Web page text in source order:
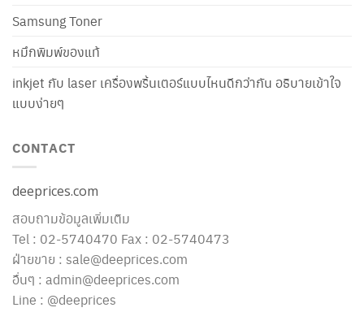
Samsung Toner
หมึกพิมพ์ของแท้
inkjet กับ laser เครื่องพริ้นเตอร์แบบไหนดีกว่ากัน อธิบายเข้าใจ
แบบง่ายๆ
CONTACT
deeprices.com
สอบถามข้อมูลเพิ่มเติม
Tel : 02-5740470 Fax : 02-5740473
ฝ่ายขาย : sale@deeprices.com
อื่นๆ : admin@deeprices.com
Line : @deeprices